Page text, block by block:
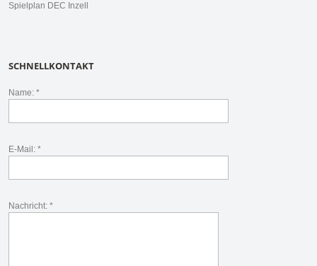
Spielplan DEC Inzell
SCHNELLKONTAKT
Name: *
E-Mail: *
Nachricht: *